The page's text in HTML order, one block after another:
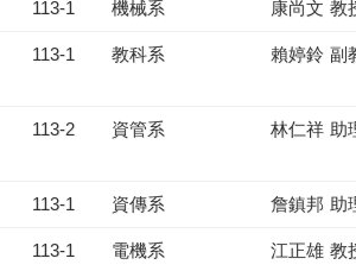
113-1 機械系 康尚文 教
113-1 教科系 賴婷鈴 副
113-2 資管系 林仁祥 助
113-1 資傳系 詹鎮邦 助
113-1 電機系 江正雄 教